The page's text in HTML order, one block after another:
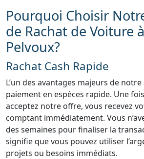
Pourquoi Choisir
de Rachat de Voiture
Pelvoux?
Rachat Cash Rapide
L’un des avantages majeurs de
paiement en espèces rapide. Une
acceptez notre offre, vous recevez
comptant immédiatement. Vous
des semaines pour finaliser la
signifie que vous pouvez utiliser
projets ou besoins immédiats.